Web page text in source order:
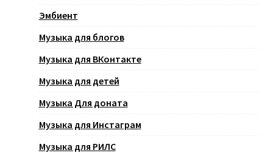
Эмбиент
Музыка для блогов
Музыка для ВКонтакте
Музыка для детей
Музыка Для доната
Музыка для Инстаграм
Музыка для РИЛС